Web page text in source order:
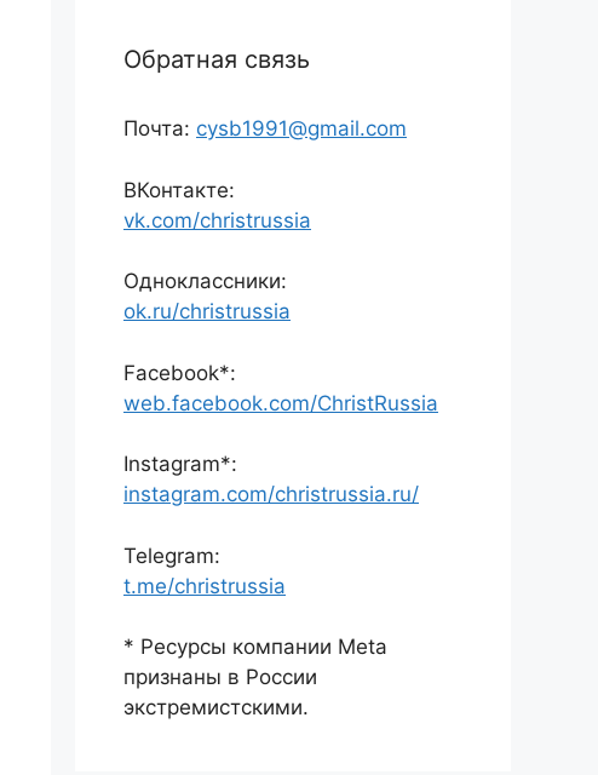
Обратная связь
Почта: cysb1991@gmail.com
ВКонтакте:
vk.com/christrussia
Одноклассники:
ok.ru/christrussia
Facebook*:
web.facebook.com/ChristRussia
Instagram*:
instagram.com/christrussia.ru/
Telegram:
t.me/christrussia
* Ресурсы компании Meta
признаны в России
экстремистскими.